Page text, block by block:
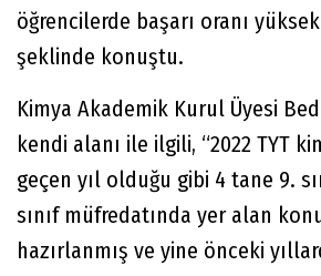
öğrencilerde başarı oranı
şeklinde konuştu.
Kimya Akademik Kurul Üyesi
kendi alanı ile ilgili, “2022 TYT
geçen yıl olduğu gibi 4 tane 9.
sınıf müfredatında yer alan
hazırlanmış ve yine önceki